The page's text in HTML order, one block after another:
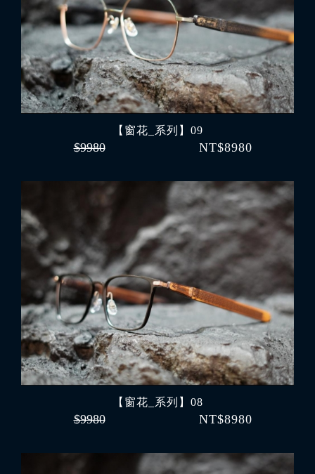
【窗花_系列】09
$9980 NT$8980
【窗花_系列】08
$9980 NT$8980